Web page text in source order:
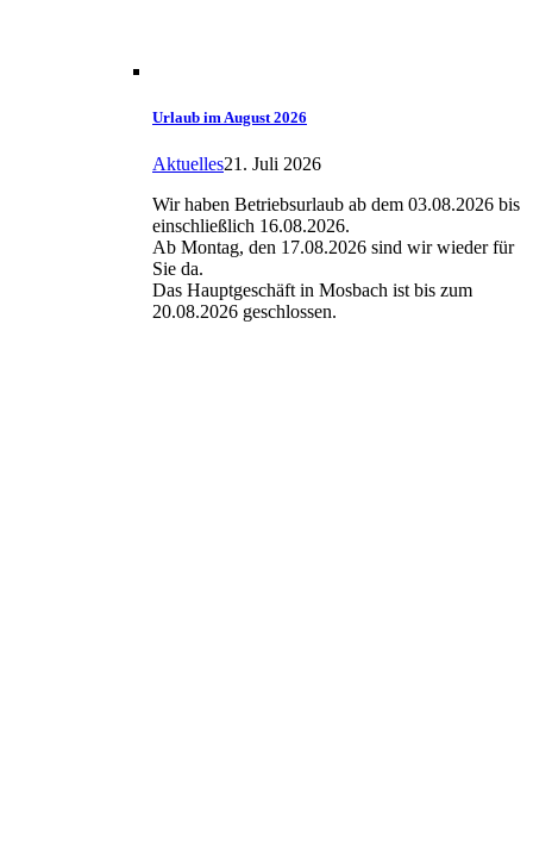
Urlaub im August 2026
Aktuelles21. Juli 2026
Wir haben Betriebsurlaub ab dem 03.08.2026 bis
einschließlich 16.08.2026.
Ab Montag, den 17.08.2026 sind wir wieder für
Sie da.
Das Hauptgeschäft in Mosbach ist bis zum
20.08.2026 geschlossen.